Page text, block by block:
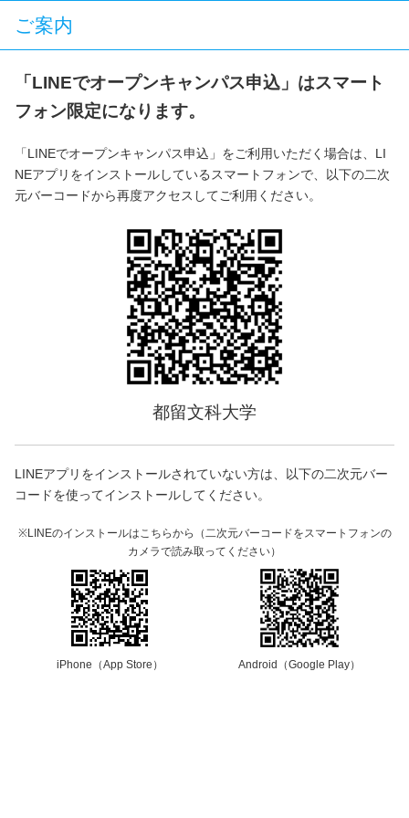
ご案内
「LINEでオープンキャンパス申込」はスマート
フォン限定になります。
「LINEでオープンキャンパス申込」をご利用いただく場合は、LI
NEアプリをインストールしているスマートフォンで、以下の二次
元バーコードから再度アクセスしてご利用ください。
都留文科大学
LINEアプリをインストールされていない方は、以下の二次元バー
コードを使ってインストールしてください。
※LINEのインストールはこちらから（二次元バーコードをスマートフォンの
カメラで読み取ってください）
iPhone（App Store） Android（Google Play）